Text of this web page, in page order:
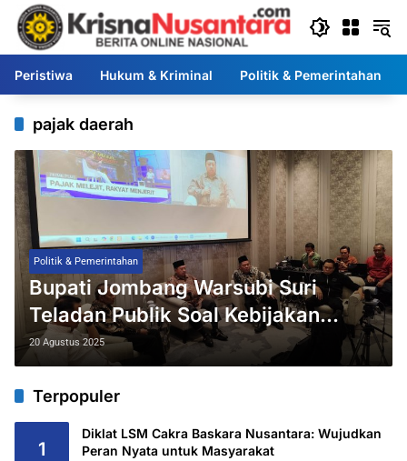
Langsung
konten
Peristiwa Hukum & Kriminal Politik & Pemerintahan
pajak daerah
Politik & Pemerintahan
Bupati Jombang Warsubi Suri
Teladan Publik Soal Kebijakan
Pajak Daerah
20 Agustus 2025
Terpopuler
1
Diklat LSM Cakra Baskara Nusantara: Wujudkan
Peran Nyata untuk Masyarakat